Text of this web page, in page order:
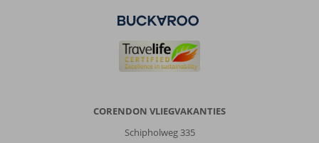
CORENDON VLIEGVAKANTIES
Schipholweg 335